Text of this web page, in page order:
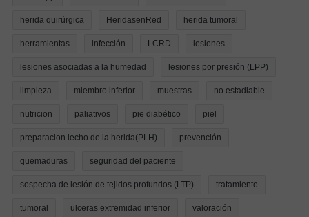
herida quirúrgica HeridasenRed herida tumoral
herramientas infección LCRD lesiones
lesiones asociadas a la humedad lesiones por presión (LPP)
limpieza miembro inferior muestras no estadiable
nutricion paliativos pie diabético piel
preparacion lecho de la herida(PLH) prevención
quemaduras seguridad del paciente
sospecha de lesión de tejidos profundos (LTP) tratamiento
tumoral ulceras extremidad inferior valoración